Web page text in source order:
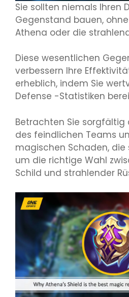
Sie sollten niemals Ihren
Gegenstand bauen,
Athena oder die
Diese wesentlichen
verbessern Ihre
erheblich, indem Sie
Defense -Statistiken
Betrachten Sie sorgfältig
des feindlichen Teams
magischen Schaden, die
um die richtige Wahl
Schild und strahlender